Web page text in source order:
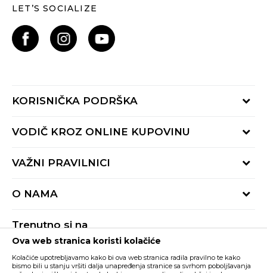
LET’S SOCIALIZE
KORISNIČKA PODRŠKA
Provjeri status porudžbine
Radno vrijeme 9-16h
VODIČ KROZ ONLINE KUPOVINU
Načini isporuke
Reklamacije
VAŽNI PRAVILNICI
Pravila Sport&Bonus programa
O NAMA
BUZZ Shopovi
Trenutno si na
Buzz Crna Gora PROMIJENI
Ova web stranica koristi kolačiće
Kolačiće upotrebljavamo kako bi ova web stranica radila pravilno te kako
bismo bili u stanju vršiti dalja unapređenja stranice sa svrhom poboljšavanja